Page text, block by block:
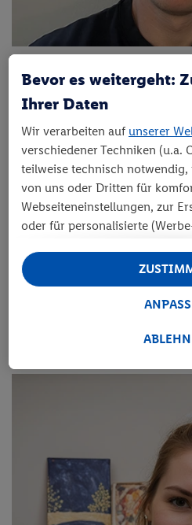
RICHTIG: Ein gut
Wähle ein Nahaufnahmefoto mit
Achte darauf, dass die Augen
Versuche nicht zu stark zu lachen
Idealerweise ohne Brille und
Unsere Kunden sind
Bevor es weitergeht:
Ihrer Daten
Wir verarbeiten auf unserer
verschiedener Techniken (u.a.
teilweise technisch
von uns oder Dritten für
Webseiteneinstellungen, zur
oder für personalisierte
außerhalb der EU ohne
ein. Unter „Ablehnen“ können
notwendiger Techniken
Weitere Informationen, auch
Datenschutzhinweisen. Unser